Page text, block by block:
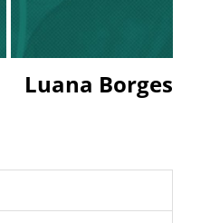
Luana Borges